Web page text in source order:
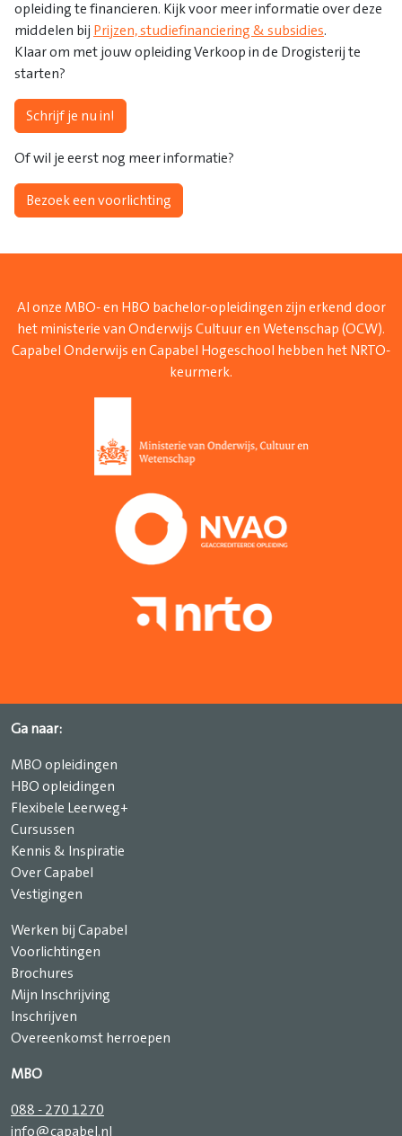
opleiding te financieren. Kijk voor meer informatie over deze
middelen bij Prijzen, studiefinanciering & subsidies.
Klaar om met jouw opleiding Verkoop in de Drogisterij te
starten?
Schrijf je nu in!
Of wil je eerst nog meer informatie?
Bezoek een voorlichting
Al onze MBO- en HBO bachelor-opleidingen zijn erkend door
het ministerie van Onderwijs Cultuur en Wetenschap (OCW).
Capabel Onderwijs en Capabel Hogeschool hebben het NRTO-
keurmerk.
Ga naar:
MBO opleidingen
HBO opleidingen
Flexibele Leerweg+
Cursussen
Kennis & Inspiratie
Over Capabel
Vestigingen
Werken bij Capabel
Voorlichtingen
Brochures
Mijn Inschrijving
Inschrijven
Overeenkomst herroepen
MBO
088 - 270 1270
info@capabel.nl